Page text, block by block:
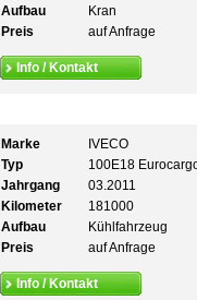
Aufbau
Kran
Preis
auf Anfrage
Info / Kontakt
Marke
IVECO
Typ
100E18
Jahrgang
03.2011
Kilometer
181000
Aufbau
Kühlfahrzeug
Preis
auf Anfrage
Info / Kontakt